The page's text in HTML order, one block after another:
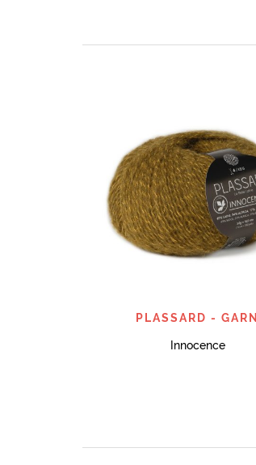
SNABBTITT
PLASSARD - GARN
Innocence